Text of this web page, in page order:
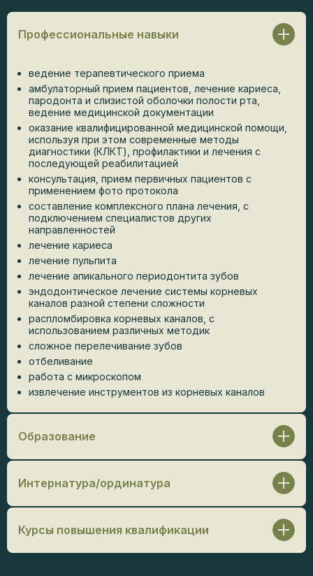
Профессиональные навыки
ведение терапевтического приема
амбулаторный прием пациентов, лечение кариеса,
пародонта и слизистой оболочки полости рта,
ведение медицинской документации
оказание квалифицированной медицинской помощи,
используя при этом современные методы
диагностики (КЛКТ), профилактики и лечения с
последующей реабилитацией
консультация, прием первичных пациентов с
применением фото протокола
составление комплексного плана лечения, с
подключением специалистов других
направленностей
лечение кариеса
лечение пульпита
лечение апикального периодонтита зубов
эндодонтическое лечение системы корневых
каналов разной степени сложности
распломбировка корневых каналов, с
использованием различных методик
сложное перелечивание зубов
отбеливание
работа с микроскопом
извлечение инструментов из корневых каналов
Образование
Тверской государственный медицинский
университет / Стоматология, 2022 г.
Интернатура/ординатура
Ординатура:Московский областной научно-
исследовательский клинический институт имени М.
Ф. Владимирского / Стоматолог общей практики,
Курсы повышения квалификации